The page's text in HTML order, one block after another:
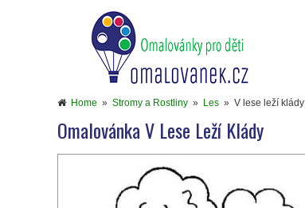
Home » Stromy a Rostliny » Les » V lese leží klády
Omalovánka V Lese Leží Klády